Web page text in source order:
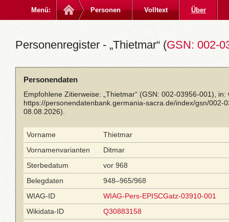
Menü: Personen Volltext Über
Personenregister - „Thietmar“ (GSN: 002-
Personendaten
Empfohlene Zitierweise: „Thietmar“ (GSN: 002-03956-001),
https://personendatenbank.germania-sacra.de/index/gsn/002-
08.08.2026).
Vorname
Thietmar
Vornamenvarianten
Ditmar
Sterbedatum
vor 968
Belegdaten
948–965/968
WIAG-ID
WIAG-Pers-EPISCGatz-03910-001
Wikidata-ID
Q30883158